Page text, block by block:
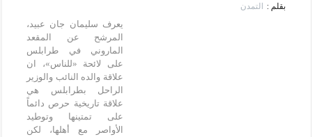
التمدن
يعرف سليمان جان عبيد،
المرشح عن المقعد
الماروني في طرابلس
على لائحة «للناس»، ان
علاقة والده النائب والوزير
الراحل بطرابلس هي
علاقة تاريخية حرص دائماً
على تمتينها وتوطيد
الأواصر مع أهلها، لكن